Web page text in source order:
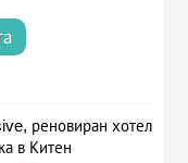
реновиран хотел
в Китен